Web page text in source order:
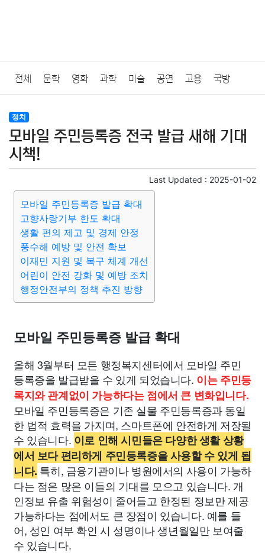
전체 문학 영화 과학 미술 공연 고용 국방
법률
질병 가요 방송 일상 주식 암호화폐 블록체인
미용 증권 인테리어
요리 상품리뷰 원예 금융
대출 자동차 취미 여행
종교 사회 정치 건강 의료
부동산 외국어 교육 교통 생활
정치
모바일 주민등록증 전국 발급 새해 기대
시책!
Last Updated : 2025-01-02
모바일 주민등록증 발급 확대
고향사랑기부 한도 확대
생활 편의 제고 및 경제 안정
풍수해 예방 및 안전 확보
이재민 지원 및 복구 체계 개선
어린이 안전 강화 및 예방 조치
행정안전부의 정책 추진 방향
모바일 주민등록증 발급 확대
올해 3월부터 모든 행정복지센터에서 모바일 주민
등록증을 발급받을 수 있게 되었습니다. 이는 주민등
록지와 관계없이 가능하다는 점에서 큰 변화입니다.
모바일 주민등록증은 기존 실물 주민등록증과 동일
한 법적 효력을 가지며, 스마트폰에 안전하게 저장될
수 있습니다. 이로 인해 시민들은 다양한 생활 상황
에서 보다 편리하게 주민등록증을 사용할 수 있게 됩
니다. 특히, 금융기관이나 병원에서의 사용이 가능하
다는 점은 많은 이들의 기대를 모으고 있습니다. 개
인정보 유출 위험성이 줄어들고 한정된 정보만 제공
가능하다는 점에서도 큰 장점이 있습니다. 예를 들
어, 성인 여부 확인 시 성명이나 생년월일만 보여줄
수 있습니다.